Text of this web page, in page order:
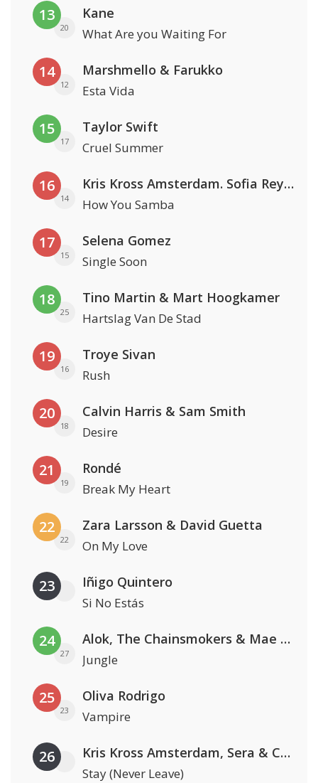
13
20
Kane
What Are you Waiting For
14
12
Marshmello & Farukko
Esta Vida
15
17
Taylor Swift
Cruel Summer
16
14
Kris Kross Amsterdam. Sofia Reyes & Tinie Tempah
How You Samba
17
15
Selena Gomez
Single Soon
18
25
Tino Martin & Mart Hoogkamer
Hartslag Van De Stad
19
16
Troye Sivan
Rush
20
18
Calvin Harris & Sam Smith
Desire
21
19
Rondé
Break My Heart
22
22
Zara Larsson & David Guetta
On My Love
23 Iñigo Quintero
Si No Estás
24
27
Alok, The Chainsmokers & Mae Stephens
Jungle
25
23
Oliva Rodrigo
Vampire
26 Kris Kross Amsterdam, Sera & Conor Maynard
Stay (Never Leave)